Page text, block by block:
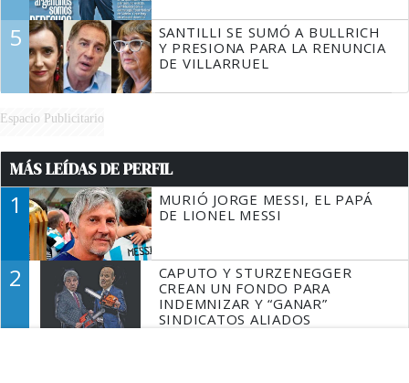
5
SANTILLI SE SUMÓ A BULLRICH
Y PRESIONA PARA LA RENUNCIA
DE VILLARRUEL
Espacio Publicitario
MÁS LEÍDAS DE PERFIL
1
MURIÓ JORGE MESSI, EL PAPÁ
DE LIONEL MESSI
2
CAPUTO Y STURZENEGGER
CREAN UN FONDO PARA
INDEMNIZAR Y “GANAR”
SINDICATOS ALIADOS